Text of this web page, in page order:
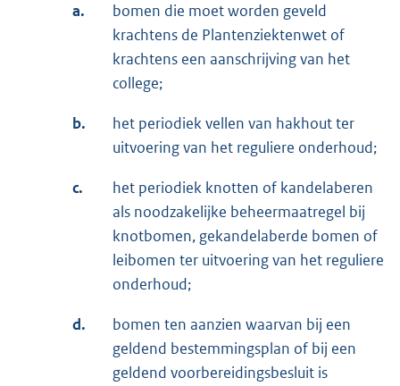
a.
bomen die moet worden geveld
krachtens de Plantenziektenwet of
krachtens een aanschrijving van het
college;
b.
het periodiek vellen van hakhout ter
uitvoering van het reguliere onderhoud;
c.
het periodiek knotten of kandelaberen
als noodzakelijke beheermaatregel bij
knotbomen, gekandelaberde bomen of
leibomen ter uitvoering van het reguliere
onderhoud;
d.
bomen ten aanzien waarvan bij een
geldend bestemmingsplan of bij een
geldend voorbereidingsbesluit is